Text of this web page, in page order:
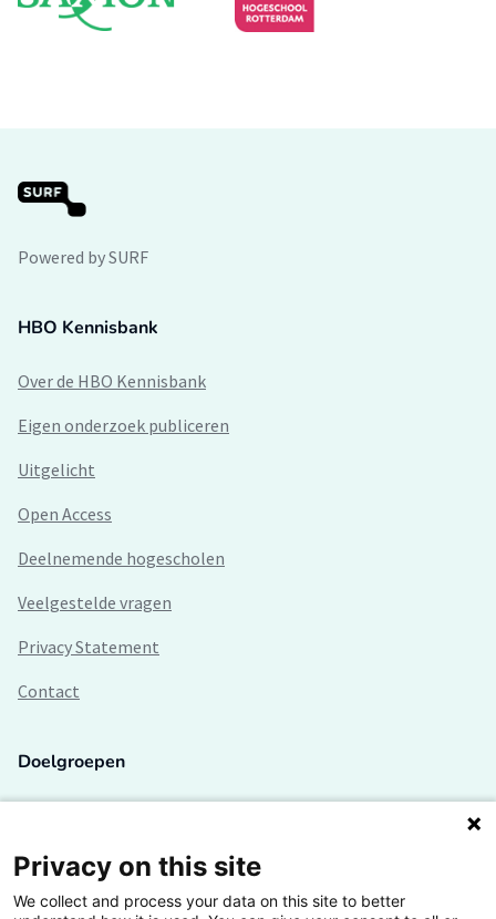
Powered by SURF
HBO Kennisbank
Over de HBO Kennisbank
Eigen onderzoek publiceren
Uitgelicht
Open Access
Deelnemende hogescholen
Veelgestelde vragen
Privacy Statement
Contact
Doelgroepen
Lectoren en onderzoekers
Bedrijven
Privacy on this site
We collect and process your data on this site to better